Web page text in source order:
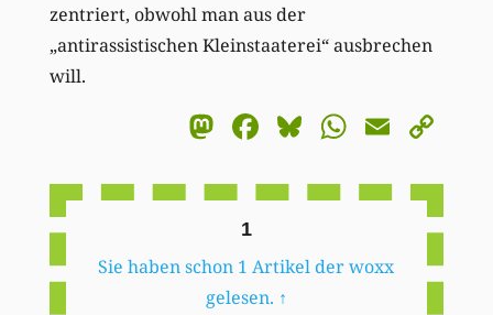
zentriert, obwohl man aus der
„antirassistischen Kleinstaaterei“ ausbrechen
will.
Mastodon
Facebook
BlueskyEmail
1
Sie haben schon 1 Artikel der woxx
gelesen. ↑